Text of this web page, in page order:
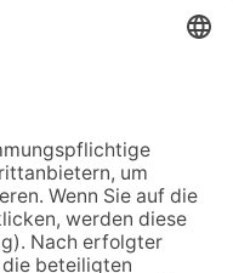
LINKS/PARTNER
READSPEAKER